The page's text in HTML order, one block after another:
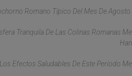
Romano Típico Del Mes De Agosto.
Tranquila De Las Colinas Romanas Me
Han
Efectos Saludables De Este Período Me